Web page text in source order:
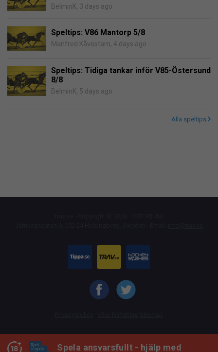
BelminK, 3 days ago
Speltips: V86 Mantorp 5/8
Manfred Kåvestam, 4 days ago
Speltips: Tidiga tankar inför V85-Östersund
8/8
BelminK, 5 days ago
Alla speltips
Spela ansvarsfullt - hjälp med